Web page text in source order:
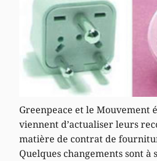
Greenpeace et le Mouvement
viennent d’actualiser leurs
matière de contrat de
Quelques changements sont à